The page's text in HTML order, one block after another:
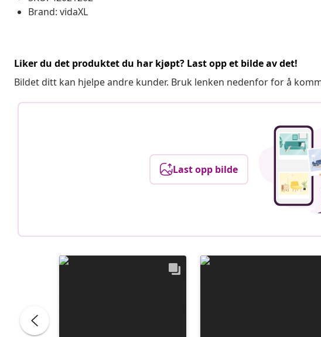
Brand: vidaXL
Liker du det produktet du har kjøpt? Last opp et bilde av det!
Bildet ditt kan hjelpe andre kunder. Bruk lenken nedenfor for å
Last opp bilde